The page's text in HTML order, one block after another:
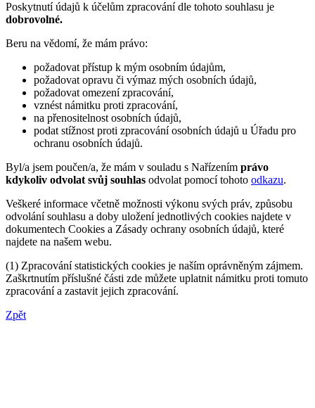
Poskytnutí údajů k účelům zpracování dle tohoto souhlasu je
dobrovolné.
Beru na vědomí, že mám právo:
požadovat přístup k mým osobním údajům,
požadovat opravu či výmaz mých osobních údajů,
požadovat omezení zpracování,
vznést námitku proti zpracování,
na přenositelnost osobních údajů,
podat stížnost proti zpracování osobních údajů u Úřadu pro
ochranu osobních údajů.
Byl/a jsem poučen/a, že mám v souladu s Nařízením právo
kdykoliv odvolat svůj souhlas odvolat pomocí tohoto odkazu.
Veškeré informace včetně možnosti výkonu svých práv, způsobu
odvolání souhlasu a doby uložení jednotlivých cookies najdete v
dokumentech Cookies a Zásady ochrany osobních údajů, které
najdete na našem webu.
(1) Zpracování statistických cookies je naším oprávněným zájmem.
Zaškrtnutím příslušné části zde můžete uplatnit námitku proti tomuto
zpracování a zastavit jejich zpracování.
Zpět